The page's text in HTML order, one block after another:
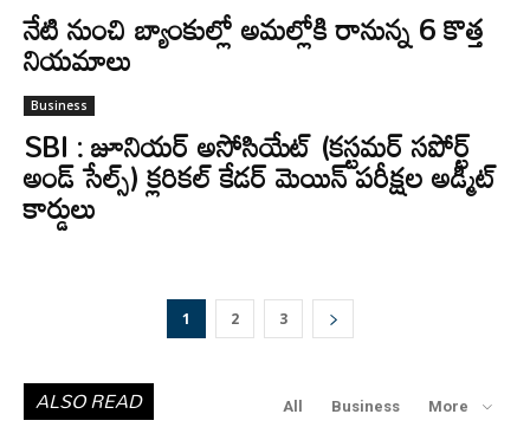
నేటి నుంచి బ్యాంకుల్లో అమల్లోకి రానున్న 6 కొత్త
నియమాలు
Business
SBI : జూనియర్ అసోసియేట్ (కస్టమర్ సపోర్ట్
అండ్ సేల్స్) క్లరికల్ కేడర్ మెయిన్ పరీక్షల అడ్మిట్
కార్డులు
1 2 3
ALSO READ All Business More